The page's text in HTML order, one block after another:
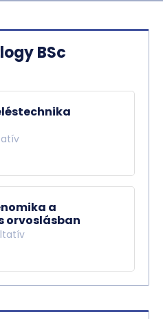
BSc
a
orvoslásban